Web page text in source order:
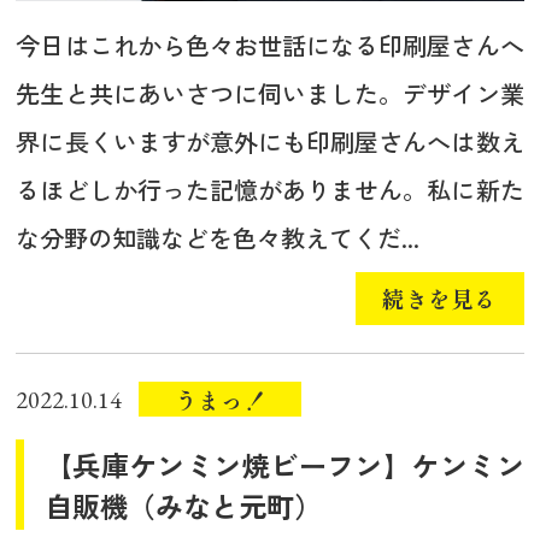
今日はこれから色々お世話になる印刷屋さんへ
先生と共にあいさつに伺いました。デザイン業
界に長くいますが意外にも印刷屋さんへは数え
るほどしか行った記憶がありません。私に新た
な分野の知識などを色々教えてくだ...
続きを見る
2022.10.14 うまっ！
【兵庫ケンミン焼ビーフン】ケンミン
自販機（みなと元町）